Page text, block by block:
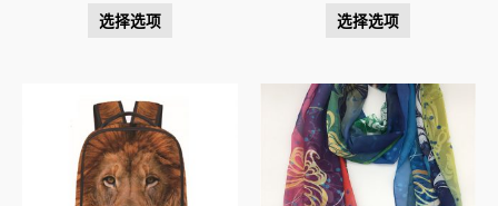
选择选项 选择选项